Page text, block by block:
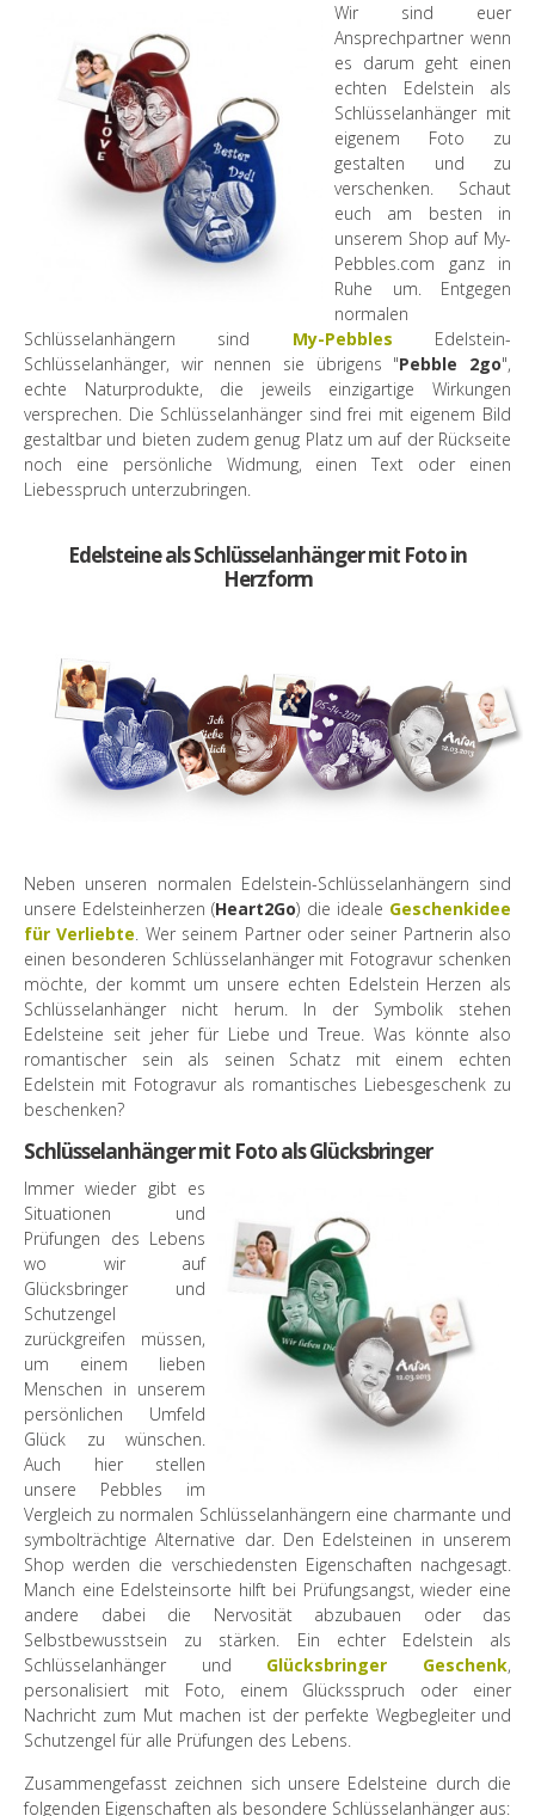
Wir sind euer
Ansprechpartner wenn
es darum geht einen
echten Edelstein als
Schlüsselanhänger mit
eigenem Foto zu
gestalten und zu
verschenken. Schaut
euch am besten in
unserem Shop auf My-
Pebbles.com ganz in
Ruhe um. Entgegen
normalen
Schlüsselanhängern sind My-Pebbles Edelstein-
Schlüsselanhänger, wir nennen sie übrigens "Pebble 2go",
echte Naturprodukte, die jeweils einzigartige Wirkungen
versprechen. Die Schlüsselanhänger sind frei mit eigenem Bild
gestaltbar und bieten zudem genug Platz um auf der Rückseite
noch eine persönliche Widmung, einen Text oder einen
Liebesspruch unterzubringen.
Edelsteine als Schlüsselanhänger mit Foto in
Herzform
Neben unseren normalen Edelstein-Schlüsselanhängern sind
unsere Edelsteinherzen (Heart2Go) die ideale Geschenkidee
für Verliebte. Wer seinem Partner oder seiner Partnerin also
einen besonderen Schlüsselanhänger mit Fotogravur schenken
möchte, der kommt um unsere echten Edelstein Herzen als
Schlüsselanhänger nicht herum. In der Symbolik stehen
Edelsteine seit jeher für Liebe und Treue. Was könnte also
romantischer sein als seinen Schatz mit einem echten
Edelstein mit Fotogravur als romantisches Liebesgeschenk zu
beschenken?
Schlüsselanhänger mit Foto als Glücksbringer
Immer wieder gibt es
Situationen und
Prüfungen des Lebens
wo wir auf
Glücksbringer und
Schutzengel
zurückgreifen müssen,
um einem lieben
Menschen in unserem
persönlichen Umfeld
Glück zu wünschen.
Auch hier stellen
unsere Pebbles im
Vergleich zu normalen Schlüsselanhängern eine charmante und
symbolträchtige Alternative dar. Den Edelsteinen in unserem
Shop werden die verschiedensten Eigenschaften nachgesagt.
Manch eine Edelsteinsorte hilft bei Prüfungsangst, wieder eine
andere dabei die Nervosität abzubauen oder das
Selbstbewusstsein zu stärken. Ein echter Edelstein als
Schlüsselanhänger und Glücksbringer Geschenk,
personalisiert mit Foto, einem Glücksspruch oder einer
Nachricht zum Mut machen ist der perfekte Wegbegleiter und
Schutzengel für alle Prüfungen des Lebens.
Zusammengefasst zeichnen sich unsere Edelsteine durch die
folgenden Eigenschaften als besondere Schlüsselanhänger aus: